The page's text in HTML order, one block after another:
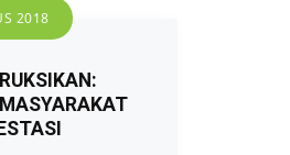
2018